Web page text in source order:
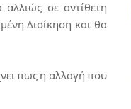
σε αντίθετη
Διοίκηση και θα
πως η αλλαγή που